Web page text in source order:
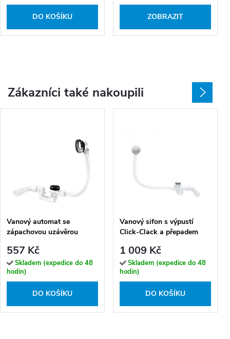
DO KOŠÍKU ZOBRAZIT
Zákazníci také nakoupili
Vanový automat se
zápachovou uzávěrou
přepad 70 cm)
557 Kč
Skladem (expedice do 48
hodin)
DO KOŠÍKU
Vanový sifon s výpustí
Click-Clack a přepadem
1 009 Kč
Skladem (expedice do 48
hodin)
DO KOŠÍKU